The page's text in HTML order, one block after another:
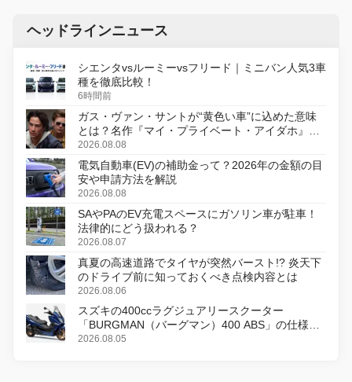
ヘッドラインニュース
シエンタvsルーミーvsフリード｜ミニバン人気3車
種を徹底比較！
6時間前
ガス・ヴァン・サントが“黄色い車”に込めた意味
とは？名作『マイ・プライベート・アイダホ』が
初のデジタルリマスター版で復活
2026.08.08
電気自動車(EV)の補助金って？2026年の金額の目
安や申請方法を解説
2026.08.08
SAやPAのEV充電スペースにガソリン車が駐車！
法律的にどう扱われる？
2026.08.07
真夏の高速道路でタイヤが突然バースト!? 炎天下
のドライブ前に知っておくべき点検内容とは
2026.08.06
スズキの400ccラグジュアリースクーター
「BURGMAN（バーグマン）400 ABS」の仕様を
変更し、8月18日に発売
2026.08.05